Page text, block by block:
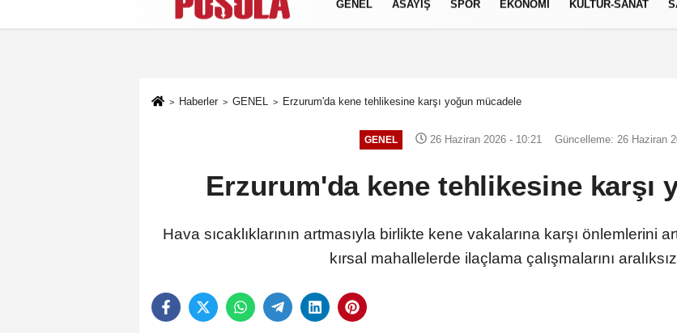
Künye İletişim Gizlilik Politikası
GENEL ASAYİŞ SPOR EKONOMİ KÜLTÜR-SANAT
Haberler GENEL Erzurum'da kene tehlikesine karşı yoğun mücadele
GENEL 26 Haziran 2026 - 10:21 Güncelleme: 26 Haziran
Erzurum'da kene tehlikesine karşı
Hava sıcaklıklarının artmasıyla birlikte kene vakalarına karşı önlemlerini
kırsal mahallelerde ilaçlama çalışmalarını